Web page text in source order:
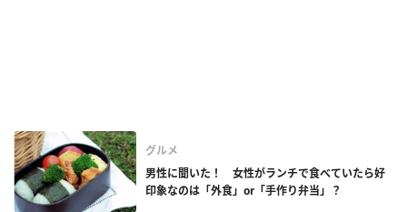
グルメ
男性に聞いた！ 女性がランチで食べていたら好
印象なのは「外食」or「手作り弁当」？